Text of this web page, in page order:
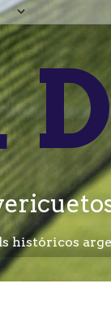
históricos